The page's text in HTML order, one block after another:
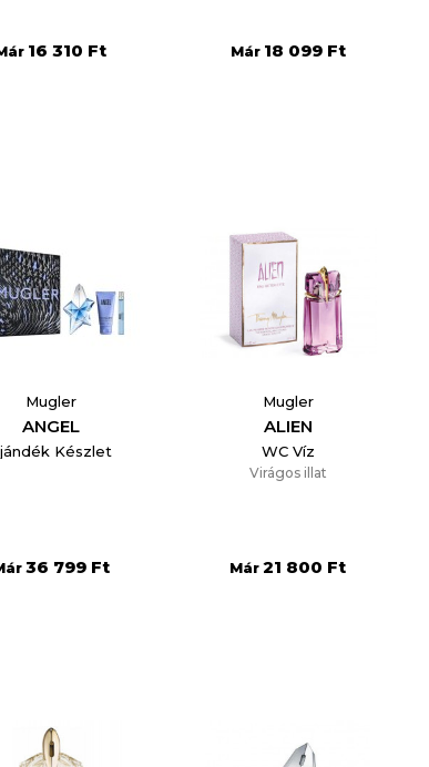
16 310 Ft Már 18 099 Ft
Mugler
ANGEL
Készlet
36 799 Ft
Mugler
ALIEN
WC Víz
Virágos illat
Már21 800 Ft
wishlist